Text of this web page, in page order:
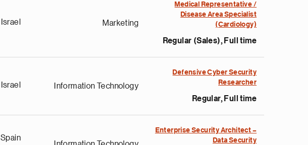
Medical Representative /
Disease Area Specialist
(Cardiology)
Regular (Sales), Full time
Marketing
Israel
Defensive Cyber Security
Researcher
Regular, Full time
Information Technology
Israel
Enterprise Security Architect –
Data Security
Spain